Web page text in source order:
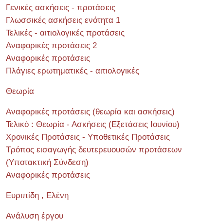
Γενικές ασκήσεις - προτάσεις
Γλωσσικές ασκήσεις ενότητα 1
Τελικές - αιτιολογικές προτάσεις
Αναφορικές προτάσεις 2
Αναφορικές προτάσεις
Πλάγιες ερωτηματικές - αιτιολογικές
Θεωρία
Αναφορικές προτάσεις (θεωρία και ασκήσεις)
Τελικό : Θεωρία - Ασκήσεις (Εξετάσεις Ιουνίου)
Χρονικές Προτάσεις - Υποθετικές Προτάσεις
Τρόπος εισαγωγής δευτερευουσών προτάσεων
(Υποτακτική Σύνδεση)
Αναφορικές προτάσεις
Ευριπίδη , Ελένη
Ανάλυση έργου